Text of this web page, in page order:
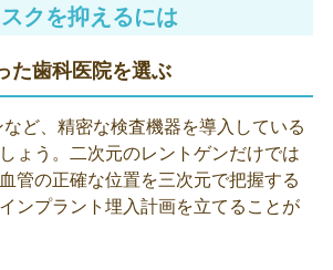
クを抑えるには
た歯科医院を選ぶ
ど、精密な検査機器を導入している
ょう。二次元のレントゲンだけでは
管の正確な位置を三次元で把握する
ンプラント埋入計画を立てることが